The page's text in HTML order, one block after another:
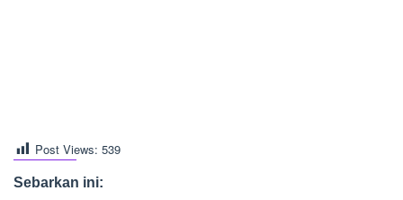
Post Views: 539
Sebarkan ini: